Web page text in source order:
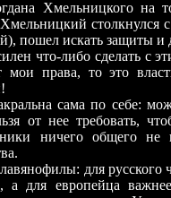
Хмельницкого на то,
столкнулся
пошел искать защиты и
что-либо сделать
мои права, то это
сама по себе:
от нее требовать,
ничего общего
для русского
а для европейца